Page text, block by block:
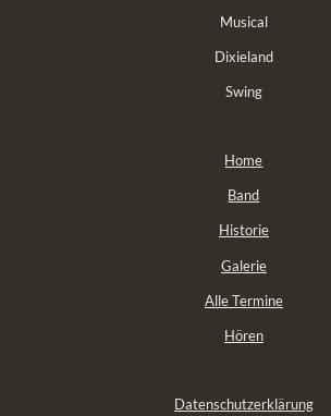
Musical
Dixieland
Swing
Home
Band
Historie
Galerie
Alle Termine
Hören
Datenschutzerklärung